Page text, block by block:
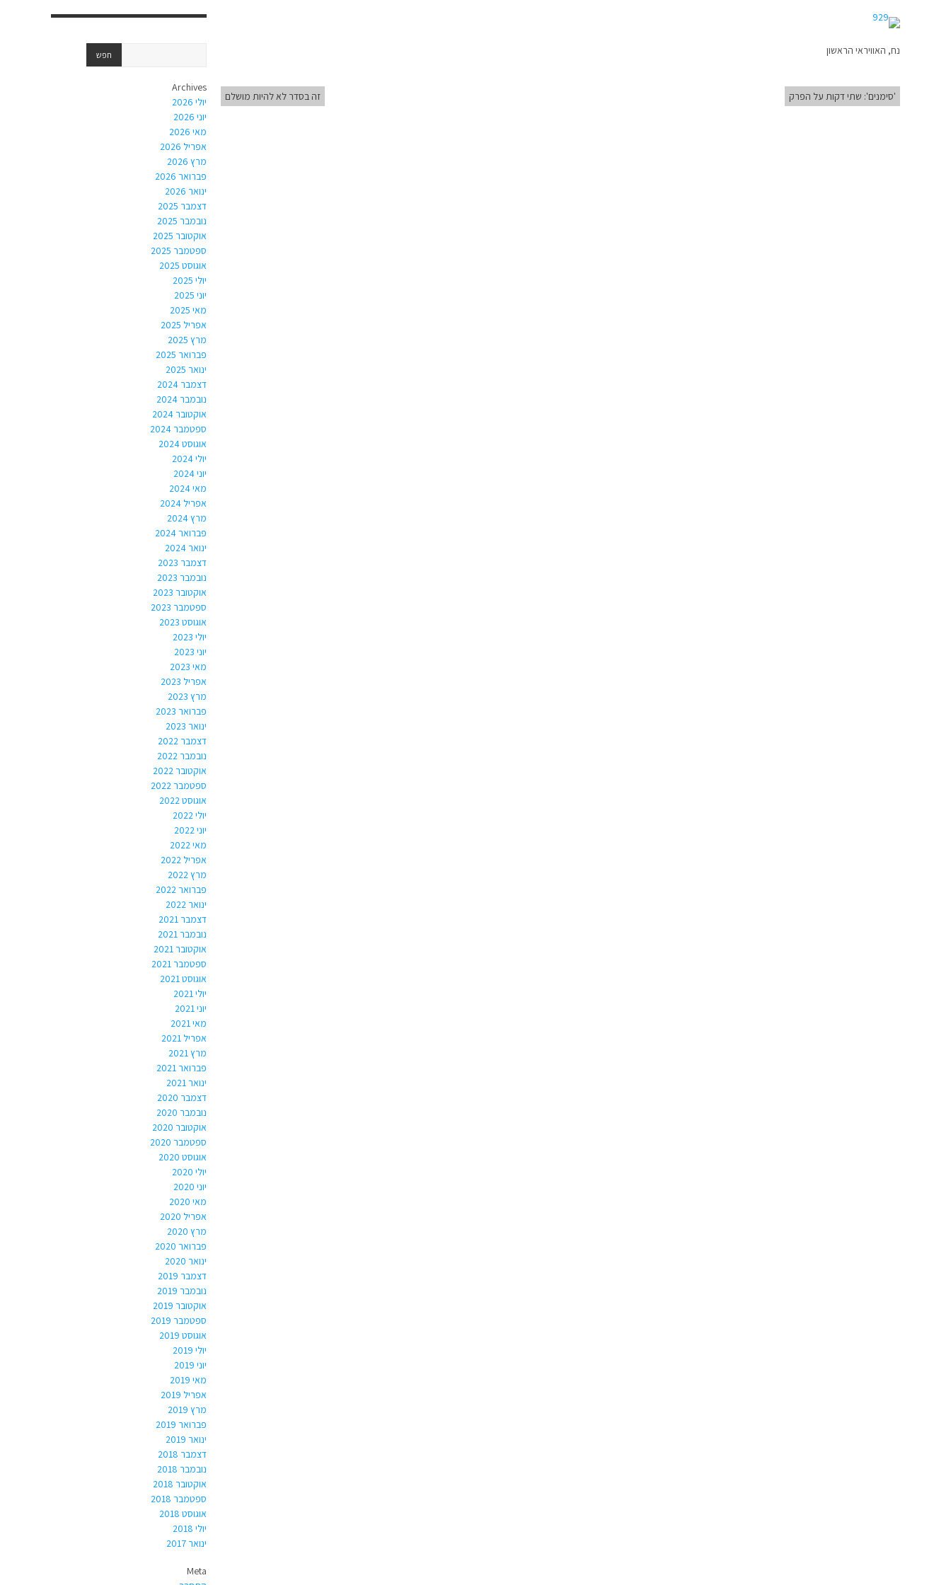
נח, האוויראי הראשון
'סימנים': שתי דקות על הפרק זה בסדר לא להיות מושלם
Archives
יולי 2026
יוני 2026
מאי 2026
אפריל 2026
מרץ 2026
פברואר 2026
ינואר 2026
דצמבר 2025
נובמבר 2025
אוקטובר 2025
ספטמבר 2025
אוגוסט 2025
יולי 2025
יוני 2025
מאי 2025
אפריל 2025
מרץ 2025
פברואר 2025
ינואר 2025
דצמבר 2024
נובמבר 2024
אוקטובר 2024
ספטמבר 2024
אוגוסט 2024
יולי 2024
יוני 2024
מאי 2024
אפריל 2024
מרץ 2024
פברואר 2024
ינואר 2024
דצמבר 2023
נובמבר 2023
אוקטובר 2023
ספטמבר 2023
אוגוסט 2023
יולי 2023
יוני 2023
מאי 2023
אפריל 2023
מרץ 2023
פברואר 2023
ינואר 2023
דצמבר 2022
נובמבר 2022
אוקטובר 2022
ספטמבר 2022
אוגוסט 2022
יולי 2022
יוני 2022
מאי 2022
אפריל 2022
מרץ 2022
פברואר 2022
ינואר 2022
דצמבר 2021
נובמבר 2021
אוקטובר 2021
ספטמבר 2021
אוגוסט 2021
יולי 2021
יוני 2021
מאי 2021
אפריל 2021
מרץ 2021
פברואר 2021
ינואר 2021
דצמבר 2020
נובמבר 2020
אוקטובר 2020
ספטמבר 2020
אוגוסט 2020
יולי 2020
יוני 2020
מאי 2020
אפריל 2020
מרץ 2020
פברואר 2020
ינואר 2020
דצמבר 2019
נובמבר 2019
אוקטובר 2019
ספטמבר 2019
אוגוסט 2019
יולי 2019
יוני 2019
מאי 2019
אפריל 2019
מרץ 2019
פברואר 2019
ינואר 2019
דצמבר 2018
נובמבר 2018
אוקטובר 2018
ספטמבר 2018
אוגוסט 2018
יולי 2018
ינואר 2017
Meta